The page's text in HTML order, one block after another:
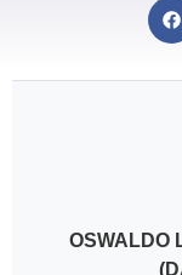
OSWALDO